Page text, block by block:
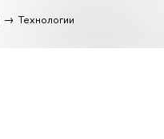
Технологии